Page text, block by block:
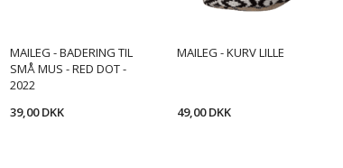
MAILEG - BADERING TIL
SMÅ MUS - RED DOT -
2022
39,00 DKK
MAILEG - KURV LILLE
49,00 DKK